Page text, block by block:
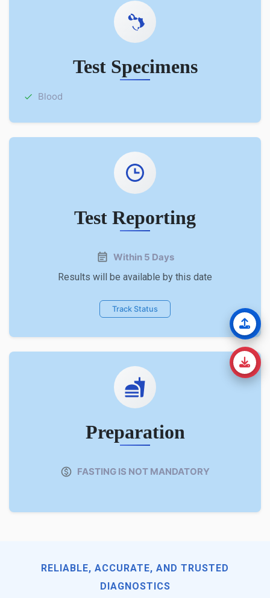
Test Specimens
Blood
Test Reporting
Within 5 Days
Results will be available by this date
Track Status
Preparation
FASTING IS NOT MANDATORY
RELIABLE, ACCURATE, AND TRUSTED
DIAGNOSTICS